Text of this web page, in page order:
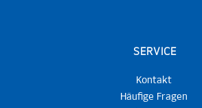
SERVICE
Kontakt
Häufige Fragen